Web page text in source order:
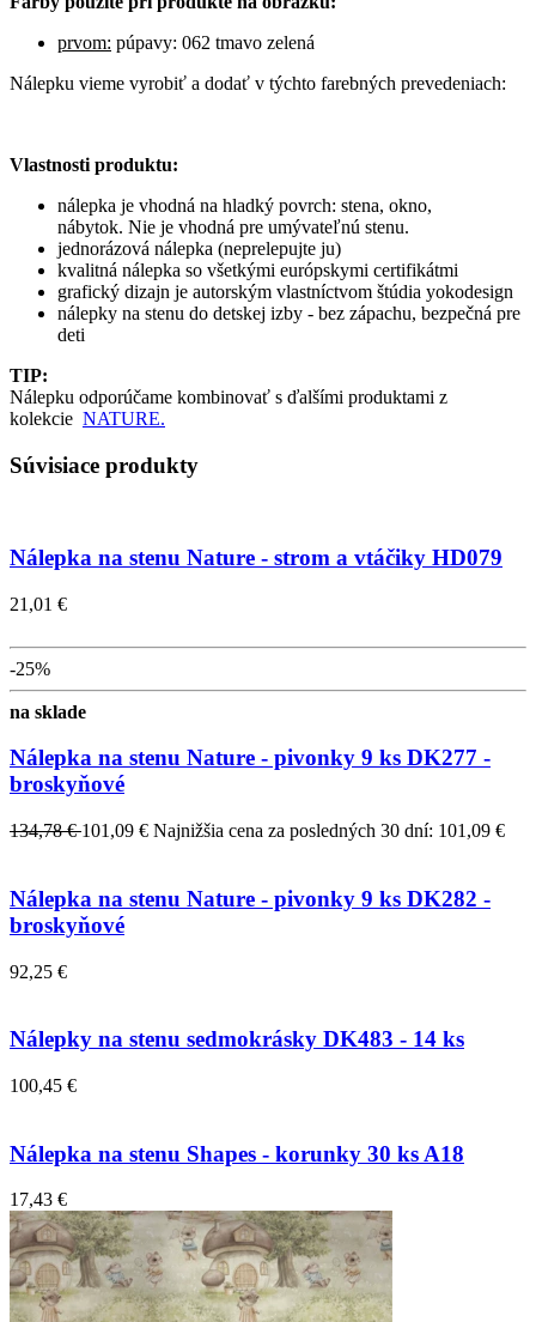
prvom: púpavy: 062 tmavo zelená
Nálepku vieme vyrobiť a dodať v týchto farebných prevedeniach:
Vlastnosti produktu:
nálepka je vhodná na hladký povrch: stena, okno,
nábytok. Nie je vhodná pre umývateľnú stenu.
jednorázová nálepka (neprelepujte ju)
kvalitná nálepka so všetkými európskymi certifikátmi
grafický dizajn je autorským vlastníctvom štúdia yokodesign
nálepky na stenu do detskej izby - bez zápachu, bezpečná pre
deti
TIP:
Nálepku odporúčame kombinovať s ďalšími produktami z
kolekcie NATURE.
Súvisiace produkty
Nálepka na stenu Nature - strom a vtáčiky HD079
21,01 €
-25%
na sklade
Nálepka na stenu Nature - pivonky 9 ks DK277 -
broskyňové
134,78 €101,09 € Najnižšia cena za posledných 30 dní: 101,09 €
Nálepka na stenu Nature - pivonky 9 ks DK282 -
broskyňové
92,25 €
Nálepky na stenu sedmokrásky DK483 - 14 ks
100,45 €
Nálepka na stenu Shapes - korunky 30 ks A18
17,43 €